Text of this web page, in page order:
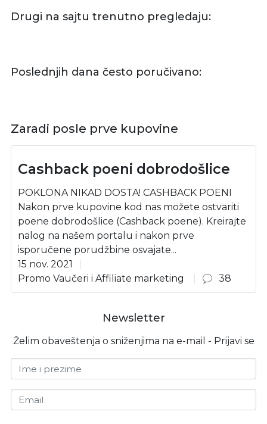
Drugi na sajtu trenutno pregledaju:
Poslednjih dana često poručivano:
Zaradi posle prve kupovine
Cashback poeni dobrodošlice
POKLONA NIKAD DOSTA! CASHBACK POENI
Nakon prve kupovine kod nas možete ostvariti
poene dobrodošlice (Cashback poene). Kreirajte
nalog na našem portalu i nakon prve
isporučene porudžbine osvajate...
15 nov. 2021
Promo Vaučeri i Affiliate marketing
38
Newsletter
Želim obaveštenja o sniženjima na e-mail - Prijavi se
Ime i prezime
Email